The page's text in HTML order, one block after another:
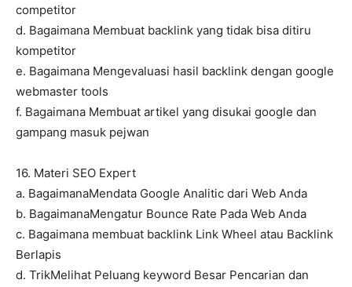
competitor
d. Bagaimana Membuat backlink yang tidak bisa ditiru
kompetitor
e. Bagaimana Mengevaluasi hasil backlink dengan google
webmaster tools
f. Bagaimana Membuat artikel yang disukai google dan
gampang masuk pejwan
16. Materi SEO Expert
a. BagaimanaMendata Google Analitic dari Web Anda
b. BagaimanaMengatur Bounce Rate Pada Web Anda
c. Bagaimana membuat backlink Link Wheel atau Backlink
Berlapis
d. TrikMelihat Peluang keyword Besar Pencarian dan